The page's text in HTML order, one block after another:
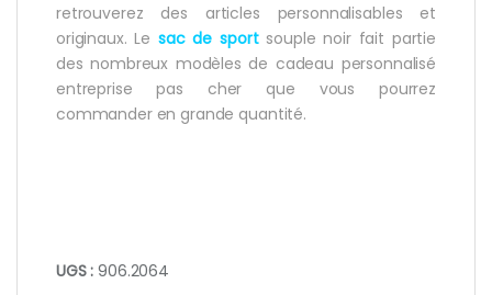
retrouverez des articles personnalisables et
originaux. Lesac de sportsouple noir fait partie
des nombreux modèles de cadeau personnalisé
entreprise pas cher que vous pourrez
commander en grande quantité.
UGS :906.2064